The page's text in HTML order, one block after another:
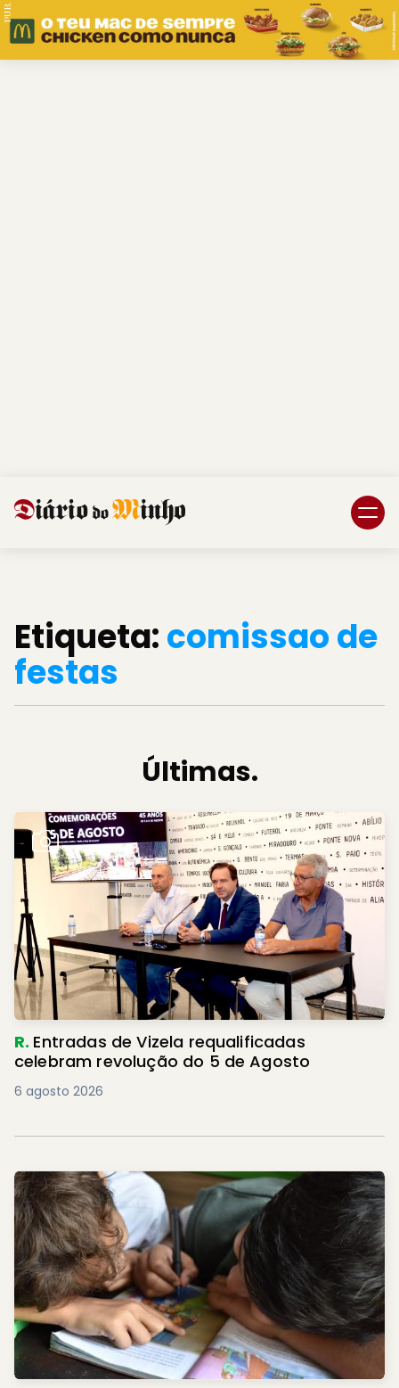
PUB.
Etiqueta:comissao de
festas
Últimas.
R. Entradas de Vizela requalificadas
celebram revolução do 5 de Agosto
6 agosto 2026